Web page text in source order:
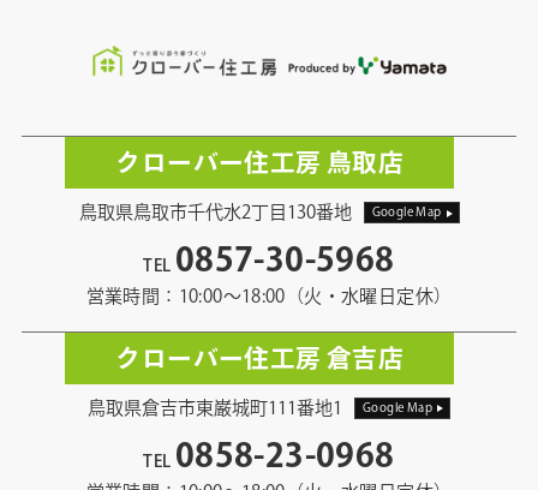
クローバー住工房 鳥取店
鳥取県鳥取市千代水2丁目130番地 Google Map
TEL 0857-30-5968
営業時間：10:00〜18:00（火・水曜日定休）
クローバー住工房 倉吉店
鳥取県倉吉市東巌城町111番地1 Google Map
TEL 0858-23-0968